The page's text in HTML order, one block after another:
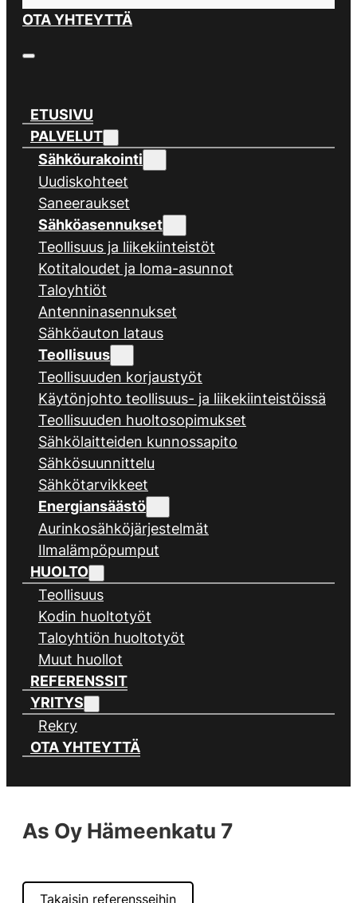
OTA YHTEYTTÄ
ETUSIVU
PALVELUT
Sähköurakointi
Uudiskohteet
Saneeraukset
Sähköasennukset
Teollisuus ja liikekiinteistöt
Kotitaloudet ja loma-asunnot
Taloyhtiöt
Antenninasennukset
Sähköauton lataus
Teollisuus
Teollisuuden korjaustyöt
Käytönjohto teollisuus- ja liikekiinteistöissä
Teollisuuden huoltosopimukset
Sähkölaitteiden kunnossapito
Sähkösuunnittelu
Sähkötarvikkeet
Energiansäästö
Aurinkosähköjärjestelmät
Ilmalämpöpumput
HUOLTO
Teollisuus
Kodin huoltotyöt
Taloyhtiön huoltotyöt
Muut huollot
REFERENSSIT
YRITYS
Rekry
OTA YHTEYTTÄ
As Oy Hämeenkatu 7
Takaisin referensseihin